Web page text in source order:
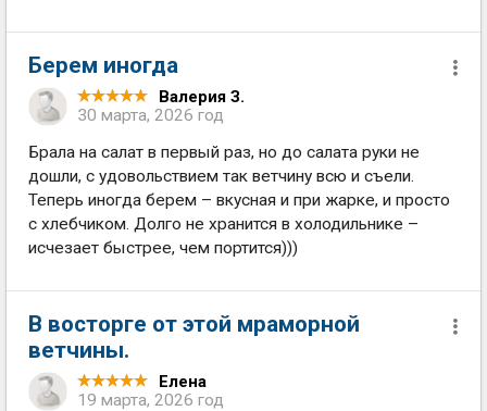
Берем иногда
Валерия З.
30 марта, 2026 год
Брала на салат в первый раз, но до салата руки не
дошли, с удовольствием так ветчину всю и съели.
Теперь иногда берем – вкусная и при жарке, и просто
с хлебчиком. Долго не хранится в холодильнике –
исчезает быстрее, чем портится)))
В восторге от этой мраморной
ветчины.
Елена
19 марта, 2026 год